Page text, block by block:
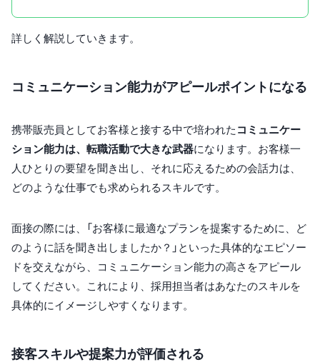
詳しく解説していきます。
コミュニケーション能力がアピールポイントになる
携帯販売員としてお客様と接する中で培われた コミュニケー
ション能力は、転職活動で大きな武器になります。お客様一
人ひとりの要望を聞き出し、それに応えるための会話力は、
どのような仕事でも求められるスキルです。
面接の際には、「お客様に最適なプランを提案するために、ど
のように話を聞き出しましたか？」といった具体的なエピソー
ドを交えながら、コミュニケーション能力の高さをアピール
してください。これにより、採用担当者はあなたのスキルを
具体的にイメージしやすくなります。
接客スキルや提案力が評価される